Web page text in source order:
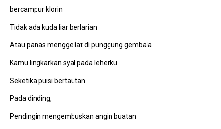
bercampur klorin
Tidak ada kuda liar berlarian
Atau panas menggeliat di punggung gembala
Kamu lingkarkan syal pada leherku
Seketika puisi bertautan
Pada dinding,
Pendingin mengembuskan angin buatan